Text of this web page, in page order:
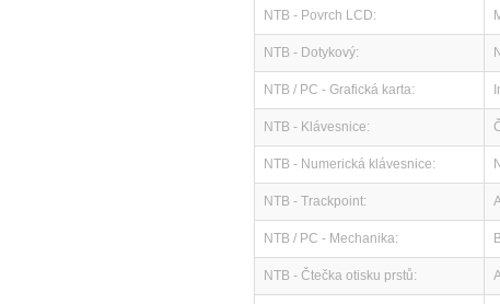
NTB - Povrch LCD:
NTB - Dotykový:
NTB / PC - Grafická karta:
NTB - Klávesnice:
NTB - Numerická klávesnice:
NTB - Trackpoint:
NTB / PC - Mechanika:
NTB - Čtečka otisku prstů: